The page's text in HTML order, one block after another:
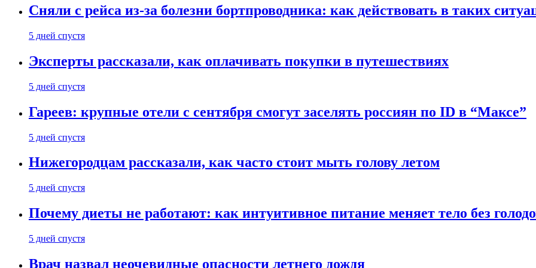
Сняли с рейса из-за болезни бортпроводника: как действовать в таких
5 дней спустя
Эксперты рассказали, как оплачивать покупки в путешествиях
5 дней спустя
Гареев: крупные отели с сентября смогут заселять россиян по ID в “Максе”
5 дней спустя
Нижегородцам рассказали, как часто стоит мыть голову летом
5 дней спустя
Почему диеты не работают: как интуитивное питание меняет тело без
5 дней спустя
Врач назвал неочевидные опасности летнего дождя